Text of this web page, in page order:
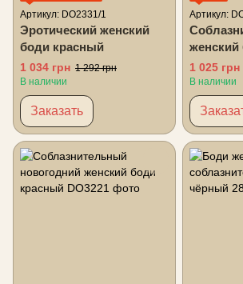
Артикул: DO2331/1
Эротический женский
боди красный
1 034 грн 1 292 грн
В наличии
Заказать
Артикул:
1 025 грн
В наличии